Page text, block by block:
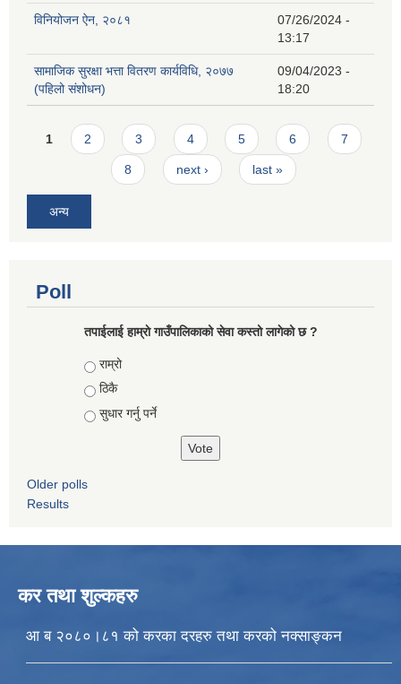
विनियोजन ऐन, २०८१
07/26/2024 -
13:17
सामाजिक सुरक्षा भत्ता वितरण कार्यविधि, २०७७
(पहिलो संशोधन)
09/04/2023 -
18:20
Pages
1 2 3 4 5 6 7
8 next › last »
अन्य
Poll
तपाईलाई हाम्राे गाउँपालिकाको सेवा कस्तो लागेको छ ?
Choices
राम्रो
ठिकै
सुधार गर्नु पर्ने
Older polls
Results
कर तथा शुल्कहरु
आ ब २०८०।८१ को करका दरहरु तथा करको नक्साङ्कन